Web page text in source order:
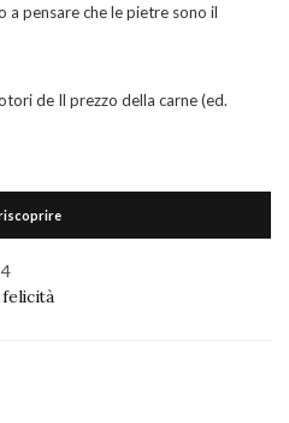
a pensare che le pietre sono il
de Il prezzo della carne (ed.